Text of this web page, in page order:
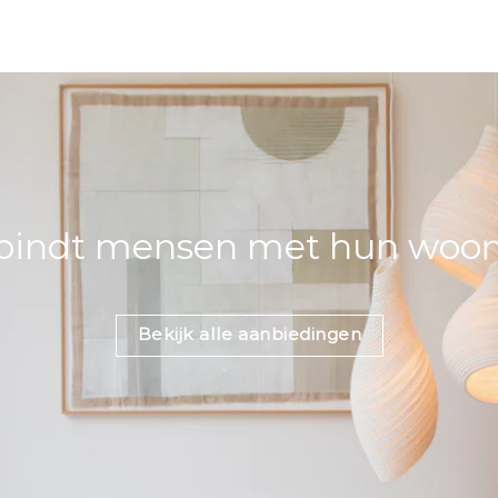
mensen met hun
Bekijk alle aanbiedingen